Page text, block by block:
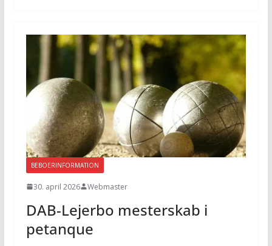
BEBOERINFORMATION
30. april 2026 Webmaster
DAB-Lejerbo mesterskab i
petanque